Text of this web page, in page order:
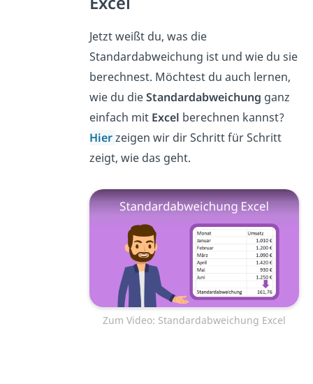
Jetzt weißt du, was die
Standardabweichung ist und wie du sie
berechnest. Möchtest du auch lernen,
wie du dieStandardabweichung ganz
einfach mit Excel berechnen kannst?
Hierzeigen wir dir Schritt für Schritt
zeigt, wie das geht.
Zum Video: Standardabweichung Excel